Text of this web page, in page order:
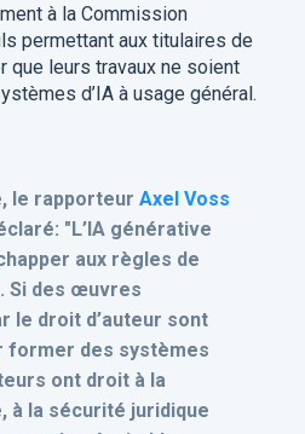
à la Commission
permettant aux titulaires de
que leurs travaux ne soient
d’IA à usage général.
le rapporteur Axel Voss
"L’IA générative
aux règles de
Si des œuvres
le droit d’auteur sont
former des systèmes
ont droit à la
à la sécurité juridique